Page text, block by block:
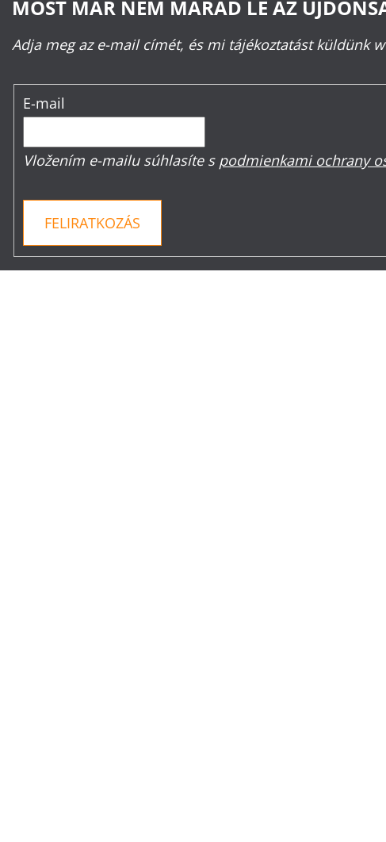
MOST MÁR NEM MARAD LE AZ
Adja meg az e-mail címét, és mi tájékoztatást küldünk
E-mail
Vložením e-mailu súhlasíte s podmienkami ochrany
FELIRATKOZÁS